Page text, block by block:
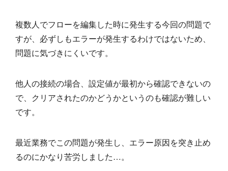
複数人でフローを編集した時に発生する今回の問題で
すが、必ずしもエラーが発生するわけではないため、
問題に気づきにくいです。
他人の接続の場合、設定値が最初から確認できないの
で、クリアされたのかどうかというのも確認が難しい
です。
最近業務でこの問題が発生し、エラー原因を突き止め
るのにかなり苦労しました…。